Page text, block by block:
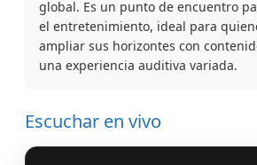
global. Es un punto de encuentro
el entretenimiento, ideal para
ampliar sus horizontes con
una experiencia auditiva variada.
Escuchar en vivo